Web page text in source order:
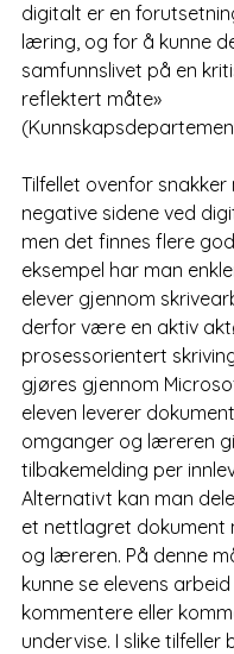
digitalt er en
læring, og for å kunne
samfunnslivet på en
reflektert måte»
Tilfellet ovenfor
negative sidene ved
men det finnes flere
eksempel har man
elever gjennom
derfor være en aktiv
prosessorientert
gjøres gjennom
eleven leverer
omganger og læreren
tilbakemelding per
Alternativt kan man
et nettlagret dokument
og læreren. På denne
kunne se elevens
kommentere eller
undervise. I slike tilfeller